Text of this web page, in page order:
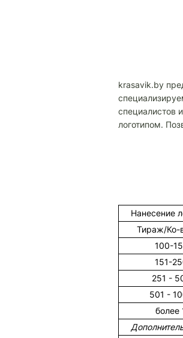
krasavik.by
специалистов
логотипом.
Нанесение
Тираж/Ко-
100-
151-
251 -
501 -
более